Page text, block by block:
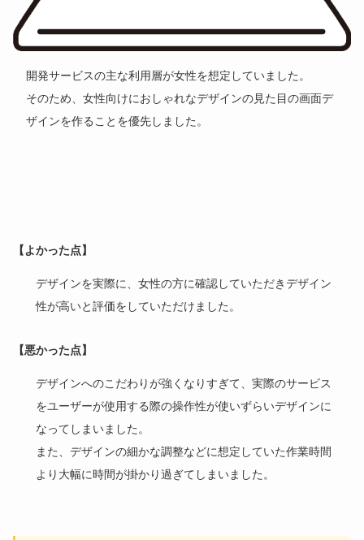
開発サービスの主な利用層が女性を想定していました。
そのため、女性向けにおしゃれなデザインの見た目の画面デ
ザインを作ることを優先しました。
【よかった点】
デザインを実際に、女性の方に確認していただきデザイン
性が高いと評価をしていただけました。
【悪かった点】
デザインへのこだわりが強くなりすぎて、実際のサービス
をユーザーが使用する際の操作性が使いずらいデザインに
なってしまいました。
また、デザインの細かな調整などに想定していた作業時間
より大幅に時間が掛かり過ぎてしまいました。